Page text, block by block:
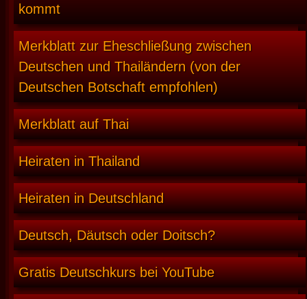
kommt
Merkblatt zur Eheschließung zwischen
Deutschen und Thailändern (von der
Deutschen Botschaft empfohlen)
Merkblatt auf Thai
Heiraten in Thailand
Heiraten in Deutschland
Deutsch, Däutsch oder Doitsch?
Gratis Deutschkurs bei YouTube